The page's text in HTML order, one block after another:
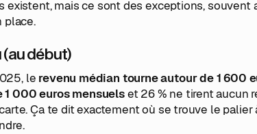
existent, mais ce sont des exceptions, souvent
place.
début)
le revenu médian tourne autour de 1 600
000 euros mensuelset 26 % ne tirent aucun
Ça te dit exactement où se trouve le palier